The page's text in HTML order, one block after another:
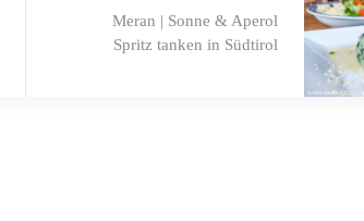
Meran | Sonne & Aperol
Spritz tanken in Südtirol